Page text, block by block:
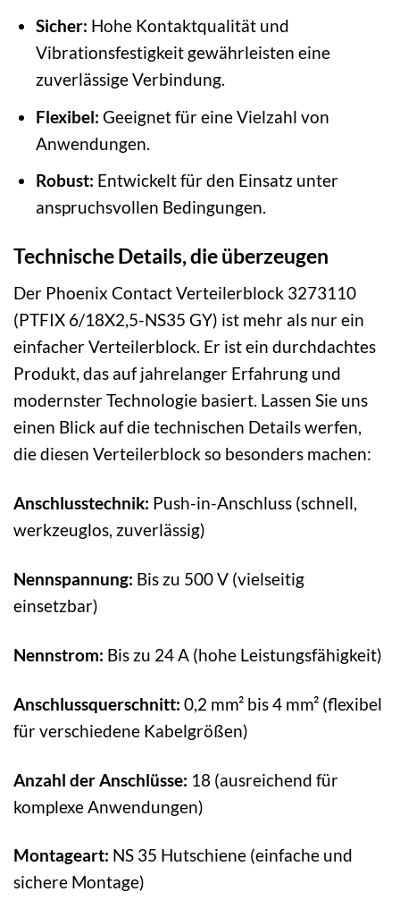
Sicher: Hohe Kontaktqualität und
Vibrationsfestigkeit gewährleisten eine
zuverlässige Verbindung.
Flexibel: Geeignet für eine Vielzahl von
Anwendungen.
Robust: Entwickelt für den Einsatz unter
anspruchsvollen Bedingungen.
Technische Details, die überzeugen
Der Phoenix Contact Verteilerblock 3273110
(PTFIX 6/18X2,5-NS35 GY) ist mehr als nur ein
einfacher Verteilerblock. Er ist ein durchdachtes
Produkt, das auf jahrelanger Erfahrung und
modernster Technologie basiert. Lassen Sie uns
einen Blick auf die technischen Details werfen,
die diesen Verteilerblock so besonders machen:
Anschlusstechnik: Push-in-Anschluss (schnell,
werkzeuglos, zuverlässig)
Nennspannung: Bis zu 500 V (vielseitig
einsetzbar)
Nennstrom: Bis zu 24 A (hohe Leistungsfähigkeit)
Anschlussquerschnitt: 0,2 mm² bis 4 mm² (flexibel
für verschiedene Kabelgrößen)
Anzahl der Anschlüsse: 18 (ausreichend für
komplexe Anwendungen)
Montageart: NS 35 Hutschiene (einfache und
sichere Montage)